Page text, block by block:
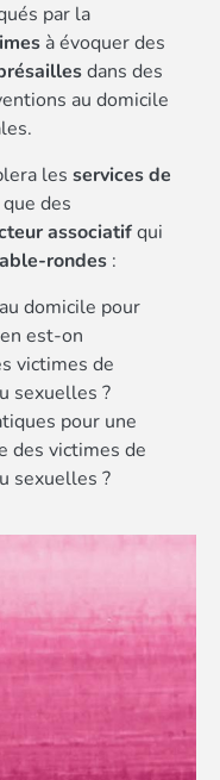
par la
à évoquer des
dans des
au domicile
les services de
des
associatifqui
rondes :
domicile pour
est-on
victimes de
sexuelles ?
pour une
des victimes de
sexuelles ?